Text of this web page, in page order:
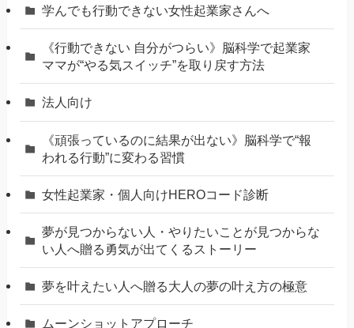
学んでも行動できない女性起業家さんへ
《行動できない 自分がつらい》脳科学で起業家
ママが“やる気スイッチ”を取り戻す方法
法人向け
《頑張っているのに結果が出ない》脳科学で“報
われる行動”に変わる習慣
女性起業家・個人向けHEROコード診断
夢が見つからない人・やりたいことが見つからな
い人へ贈る勇気が出てくるストーリー
夢を叶えたい人へ贈る大人の夢の叶え方の極意
ムーンショットアプローチ